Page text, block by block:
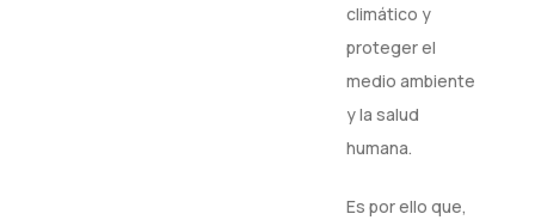
climático y
proteger el
medio ambiente
y la salud
humana.
Es por ello que,